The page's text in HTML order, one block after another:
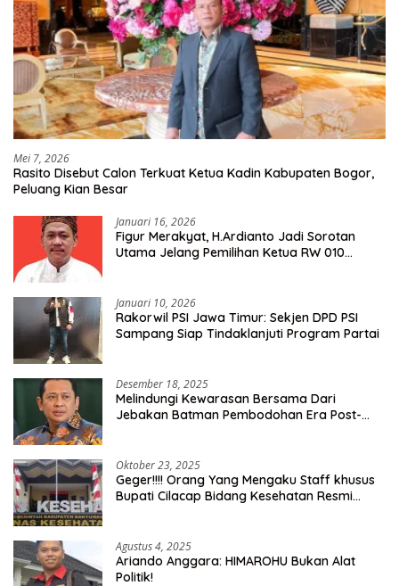
Mei 7, 2026
Rasito Disebut Calon Terkuat Ketua Kadin Kabupaten Bogor,
Peluang Kian Besar
Januari 16, 2026
Figur Merakyat, H.Ardianto Jadi Sorotan
Utama Jelang Pemilihan Ketua RW 010
Januari 10, 2026
Rakorwil PSI Jawa Timur: Sekjen DPD PSI
Sampang Siap Tindaklanjuti Program Partai
Desember 18, 2025
Melindungi Kewarasan Bersama Dari
Jebakan Batman Pembodohan Era Post-
Oktober 23, 2025
Geger!!!! Orang Yang Mengaku Staff khusus
Bupati Cilacap Bidang Kesehatan Resmi
Agustus 4, 2025
Ariando Anggara: HIMAROHU Bukan Alat
Politik!